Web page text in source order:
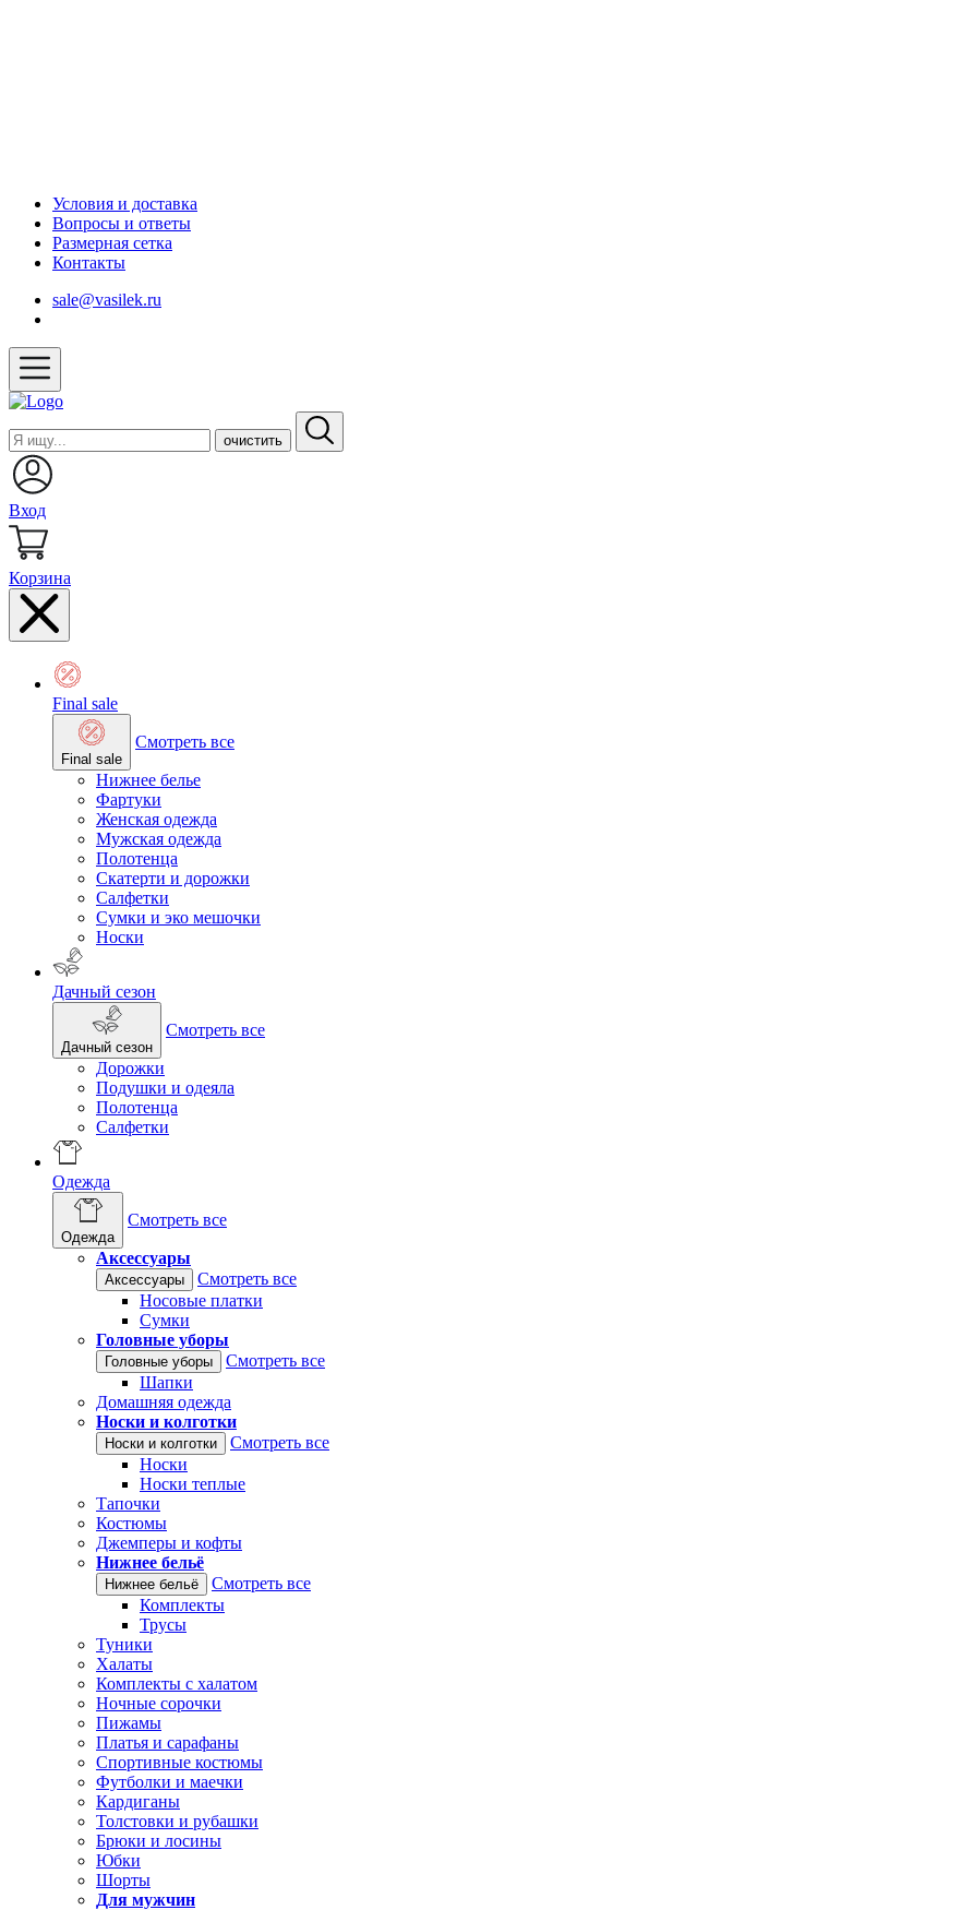
Условия и доставка
Вопросы и ответы
Размерная сетка
Контакты
sale@vasilek.ru
очистить
Вход
Корзина
Final sale
Final sale
Смотреть все
Нижнее белье
Фартуки
Женская одежда
Мужская одежда
Полотенца
Скатерти и дорожки
Салфетки
Сумки и эко мешочки
Носки
Дачный сезон
Дачный сезон
Смотреть все
Дорожки
Подушки и одеяла
Полотенца
Салфетки
Одежда
Одежда
Смотреть все
Аксессуары
Аксессуары
Смотреть все
Носовые платки
Сумки
Головные уборы
Головные уборы
Смотреть все
Шапки
Домашняя одежда
Носки и колготки
Носки и колготки
Смотреть все
Носки
Носки теплые
Тапочки
Костюмы
Джемперы и кофты
Нижнее бельё
Нижнее бельё
Смотреть все
Комплекты
Трусы
Туники
Халаты
Комплекты с халатом
Ночные сорочки
Пижамы
Платья и сарафаны
Спортивные костюмы
Футболки и маечки
Кардиганы
Толстовки и рубашки
Брюки и лосины
Юбки
Шорты
Для мужчин